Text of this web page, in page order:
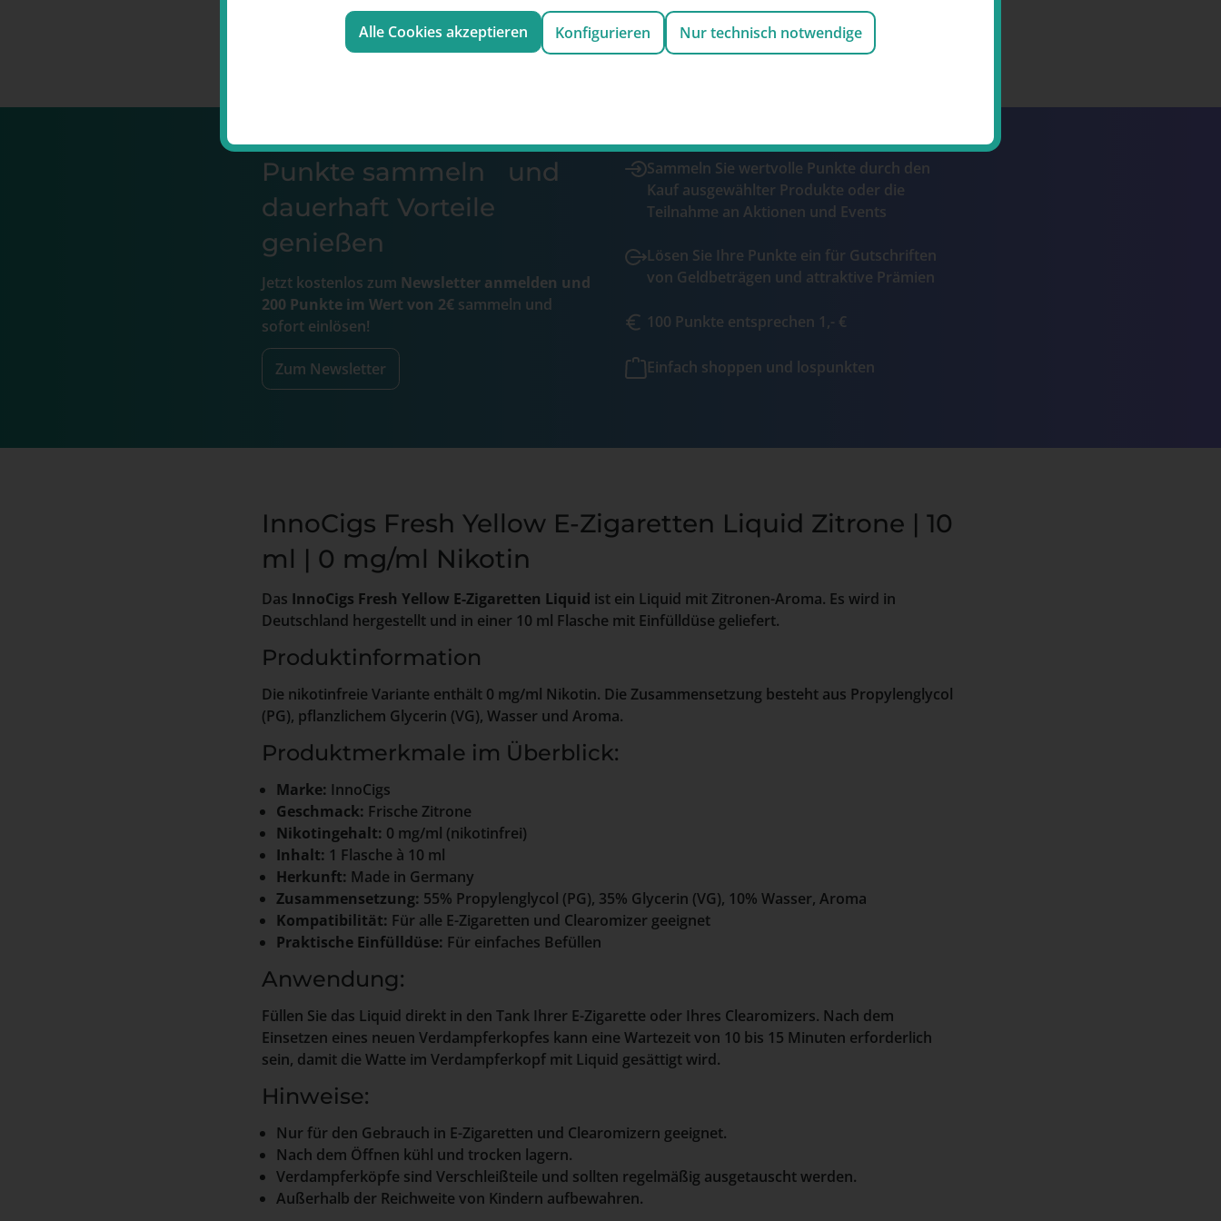
Punkte sammeln und
dauerhaft Vorteile
genießen
Jetzt kostenlos zum Newsletter anmelden und
200 Punkte im Wert von 2€ sammeln und
sofort einlösen!
Zum Newsletter
Sammeln Sie wertvolle Punkte durch den
Kauf ausgewählter Produkte oder die
Teilnahme an Aktionen und Events
Lösen Sie Ihre Punkte ein für Gutschriften
von Geldbeträgen und attraktive Prämien
100 Punkte entsprechen 1,- €
Einfach shoppen und lospunkten
InnoCigs Fresh Yellow E-Zigaretten Liquid Zitrone | 10
ml | 0 mg/ml Nikotin
Das InnoCigs Fresh Yellow E-Zigaretten Liquid ist ein Liquid mit Zitronen-Aroma. Es wird in
Deutschland hergestellt und in einer 10 ml Flasche mit Einfülldüse geliefert.
Produktinformation
Die nikotinfreie Variante enthält 0 mg/ml Nikotin. Die Zusammensetzung besteht aus Propylenglycol
(PG), pflanzlichem Glycerin (VG), Wasser und Aroma.
Produktmerkmale im Überblick:
Marke: InnoCigs
Geschmack: Frische Zitrone
Nikotingehalt: 0 mg/ml (nikotinfrei)
Inhalt: 1 Flasche à 10 ml
Herkunft: Made in Germany
Zusammensetzung: 55% Propylenglycol (PG), 35% Glycerin (VG), 10% Wasser, Aroma
Kompatibilität: Für alle E-Zigaretten und Clearomizer geeignet
Praktische Einfülldüse: Für einfaches Befüllen
Anwendung:
Füllen Sie das Liquid direkt in den Tank Ihrer E-Zigarette oder Ihres Clearomizers. Nach dem
Einsetzen eines neuen Verdampferkopfes kann eine Wartezeit von 10 bis 15 Minuten erforderlich
sein, damit die Watte im Verdampferkopf mit Liquid gesättigt wird.
Hinweise:
Nur für den Gebrauch in E-Zigaretten und Clearomizern geeignet.
Nach dem Öffnen kühl und trocken lagern.
Verdampferköpfe sind Verschleißteile und sollten regelmäßig ausgetauscht werden.
Außerhalb der Reichweite von Kindern aufbewahren.
Alle Cookies akzeptieren Konfigurieren Nur technisch notwendige